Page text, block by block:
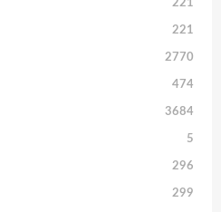
221
221
2770
474
3684
5
296
299